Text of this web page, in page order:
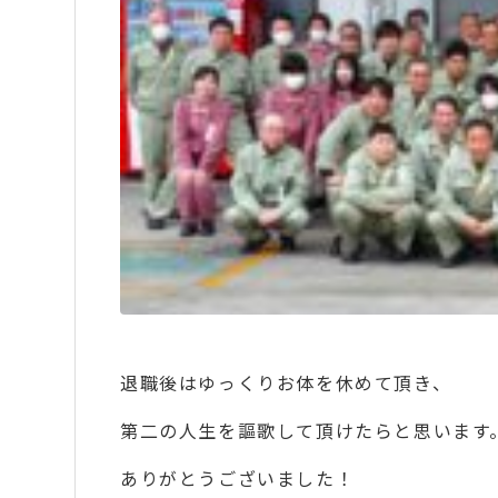
退職後はゆっくりお体を休めて頂き、
第二の人生を謳歌して頂けたらと思います
ありがとうございました！